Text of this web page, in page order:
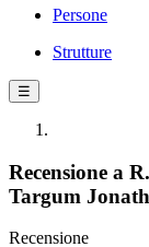
Persone
Strutture
☰
Recensione a
Targum
Recensione